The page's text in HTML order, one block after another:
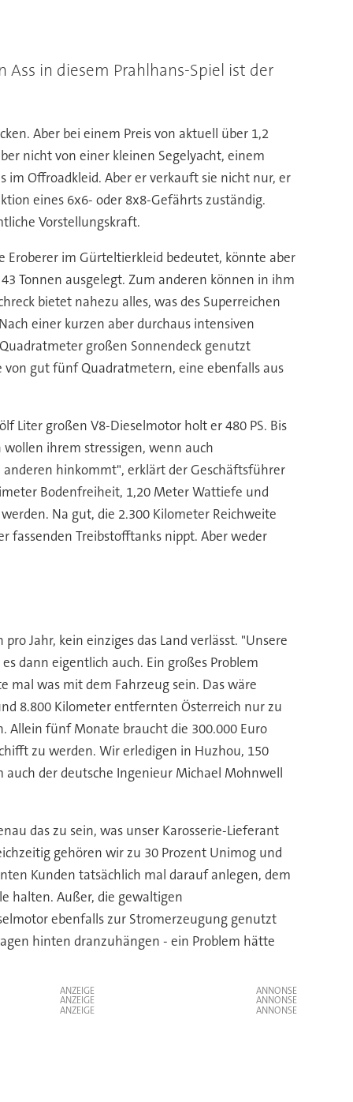
Ass in diesem Prahlhans-Spiel ist der
Aber bei einem Preis von aktuell über 1,2
nicht von einer kleinen Segelyacht, einem
Offroadkleid. Aber er verkauft sie nicht nur, er
eines 6x6- oder 8x8-Gefährts zuständig.
Vorstellungskraft.
Eroberer im Gürteltierkleid bedeutet, könnte aber
Tonnen ausgelegt. Zum anderen können in ihm
bietet nahezu alles, was des Superreichen
einer kurzen aber durchaus intensiven
großen Sonnendeck genutzt
gut fünf Quadratmetern, eine ebenfalls aus
Liter großen V8-Dieselmotor holt er 480 PS. Bis
ihrem stressigen, wenn auch
hinkommt", erklärt der Geschäftsführer
Bodenfreiheit, 1,20 Meter Wattiefe und
Na gut, die 2.300 Kilometer Reichweite
fassenden Treibstofftanks nippt. Aber weder
Jahr, kein einziges das Land verlässt. "Unsere
dann eigentlich auch. Ein großes Problem
mal was mit dem Fahrzeug sein. Das wäre
8.800 Kilometer entfernten Österreich nur zu
Allein fünf Monate braucht die 300.000 Euro
zu werden. Wir erledigen in Huzhou, 150
auch der deutsche Ingenieur Michael Mohnwell
das zu sein, was unser Karosserie-Lieferant
gehören wir zu 30 Prozent Unimog und
Kunden tatsächlich mal darauf anlegen, dem
halten. Außer, die gewaltigen
ebenfalls zur Stromerzeugung genutzt
hinten dranzuhängen - ein Problem hätte
ANZEIGE
ANZEIGE
ANZEIGE